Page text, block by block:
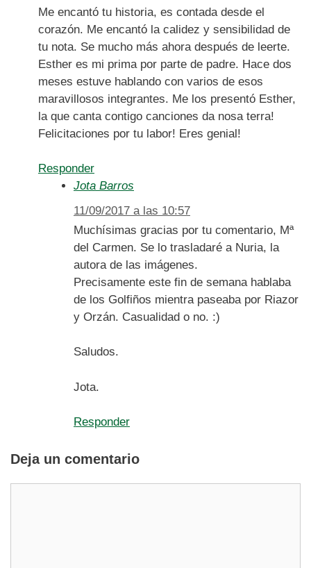
Me encantó tu historia, es contada desde el
corazón. Me encantó la calidez y sensibilidad de
tu nota. Se mucho más ahora después de leerte.
Esther es mi prima por parte de padre. Hace dos
meses estuve hablando con varios de esos
maravillosos integrantes. Me los presentó Esther,
la que canta contigo canciones da nosa terra!
Felicitaciones por tu labor! Eres genial!
Responder
Jota Barros
11/09/2017 a las 10:57
Muchísimas gracias por tu comentario, Mª
del Carmen. Se lo trasladaré a Nuria, la
autora de las imágenes.
Precisamente este fin de semana hablaba
de los Golfiños mientra paseaba por Riazor
y Orzán. Casualidad o no. :)
Saludos.
Jota.
Responder
Deja un comentario